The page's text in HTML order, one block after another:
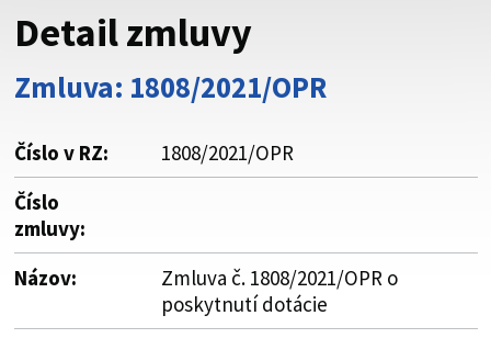
Buďte pozorní a vždy sa uistite, že zdieľate informácie iba
cez zabezpečenú webovú stránku. Zabezpečená stránka
vždy začína https:// pred názvom domény webového sídla.
Detail zmluvy
Zmluva: 1808/2021/OPR
Číslo v RZ:
1808/2021/OPR
Číslo
zmluvy:
Názov:
Zmluva č. 1808/2021/OPR o
poskytnutí dotácie